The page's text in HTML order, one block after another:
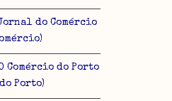
de folha de cálculo
do Comércio
Comércio do Porto
Porto)